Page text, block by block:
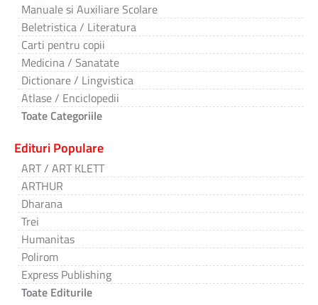
Manuale si Auxiliare Scolare
Beletristica / Literatura
Carti pentru copii
Medicina / Sanatate
Dictionare / Lingvistica
Atlase / Enciclopedii
Toate Categoriile
Edituri Populare
ART / ART KLETT
ARTHUR
Dharana
Trei
Humanitas
Polirom
Express Publishing
Toate Editurile